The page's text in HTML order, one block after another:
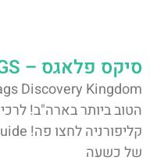
סיקס פלאגס – SIX FLAGS לוס אנג'לס
הטוב ביותר בארה"ב!
של כשעה